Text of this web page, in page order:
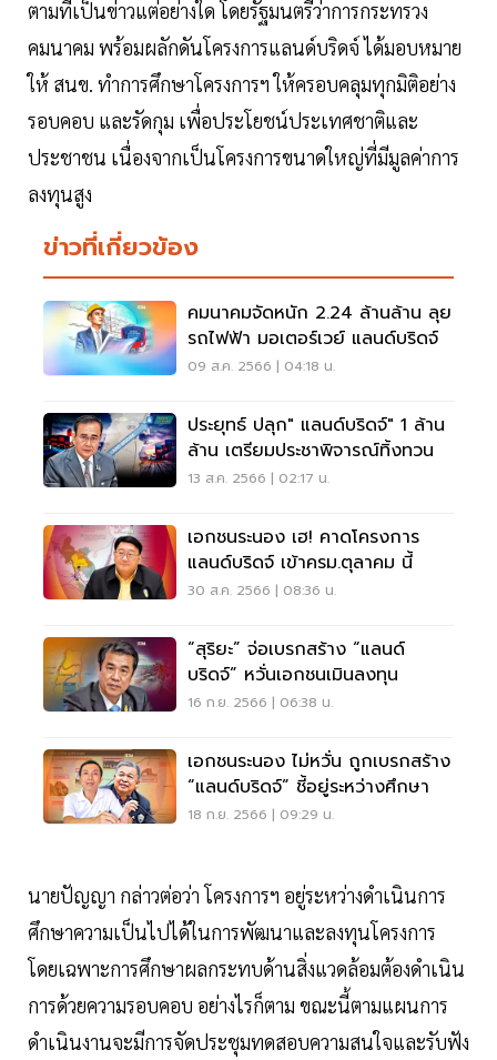
ตามที่เป็นข่าวแต่อย่างใด โดยรัฐมนตรีว่าการกระทรวง
คมนาคม พร้อมผลักดันโครงการแลนด์บริดจ์ ได้มอบหมาย
ให้ สนข. ทำการศึกษาโครงการฯ ให้ครอบคลุมทุกมิติอย่าง
รอบคอบ และรัดกุม เพื่อประโยชน์ประเทศชาติและ
ประชาชน เนื่องจากเป็นโครงการขนาดใหญ่ที่มีมูลค่าการ
ลงทุนสูง
ข่าวที่เกี่ยวข้อง
คมนาคมจัดหนัก 2.24 ล้านล้าน ลุย
รถไฟฟ้า มอเตอร์เวย์ แลนด์บริดจ์
09 ส.ค. 2566 | 04:18 น.
ประยุทธ์ ปลุก" แลนด์บริดจ์" 1 ล้าน
ล้าน เตรียมประชาพิจารณ์ทิ้งทวน
13 ส.ค. 2566 | 02:17 น.
เอกชนระนอง เฮ! คาดโครงการ
แลนด์บริดจ์ เข้าครม.ตุลาคม นี้
30 ส.ค. 2566 | 08:36 น.
“สุริยะ” จ่อเบรกสร้าง “แลนด์
บริดจ์” หวั่นเอกชนเมินลงทุน
16 ก.ย. 2566 | 06:38 น.
เอกชนระนอง ไม่หวั่น ถูกเบรกสร้าง
“แลนด์บริดจ์” ชี้อยู่ระหว่างศึกษา
18 ก.ย. 2566 | 09:29 น.
นายปัญญา กล่าวต่อว่า โครงการฯ อยู่ระหว่างดำเนินการ
ศึกษาความเป็นไปได้ในการพัฒนาและลงทุนโครงการ
โดยเฉพาะการศึกษาผลกระทบด้านสิ่งแวดล้อมต้องดำเนิน
การด้วยความรอบคอบ อย่างไรก็ตาม ขณะนี้ตามแผนการ
ดำเนินงานจะมีการจัดประชุมทดสอบความสนใจและรับฟัง